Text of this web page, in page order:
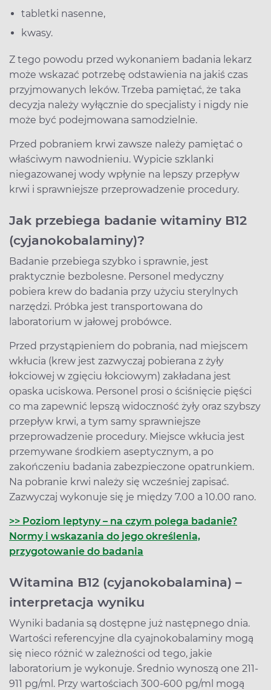
tabletki nasenne,
kwasy.
Z tego powodu przed wykonaniem badania lekarz
może wskazać potrzebę odstawienia na jakiś czas
przyjmowanych leków. Trzeba pamiętać, że taka
decyzja należy wyłącznie do specjalisty i nigdy nie
może być podejmowana samodzielnie.
Przed pobraniem krwi zawsze należy pamiętać o
właściwym nawodnieniu. Wypicie szklanki
niegazowanej wody wpłynie na lepszy przepływ
krwi i sprawniejsze przeprowadzenie procedury.
Jak przebiega badanie witaminy B12
(cyjanokobalaminy)?
Badanie przebiega szybko i sprawnie, jest
praktycznie bezbolesne. Personel medyczny
pobiera krew do badania przy użyciu sterylnych
narzędzi. Próbka jest transportowana do
laboratorium w jałowej probówce.
Przed przystąpieniem do pobrania, nad miejscem
wkłucia (krew jest zazwyczaj pobierana z żyły
łokciowej w zgięciu łokciowym) zakładana jest
opaska uciskowa. Personel prosi o ściśnięcie pięści
co ma zapewnić lepszą widoczność żyły oraz szybszy
przepływ krwi, a tym samy sprawniejsze
przeprowadzenie procedury. Miejsce wkłucia jest
przemywane środkiem aseptycznym, a po
zakończeniu badania zabezpieczone opatrunkiem.
Na pobranie krwi należy się wcześniej zapisać.
Zazwyczaj wykonuje się je między 7.00 a 10.00 rano.
>> Poziom leptyny – na czym polega badanie?
Normy i wskazania do jego określenia,
przygotowanie do badania
Witamina B12 (cyjanokobalamina) –
interpretacja wyniku
Wyniki badania są dostępne już następnego dnia.
Wartości referencyjne dla cyajnokobalaminy mogą
się nieco różnić w zależności od tego, jakie
laboratorium je wykonuje. Średnio wynoszą one 211-
911 pg/ml. Przy wartościach 300-600 pg/ml mogą